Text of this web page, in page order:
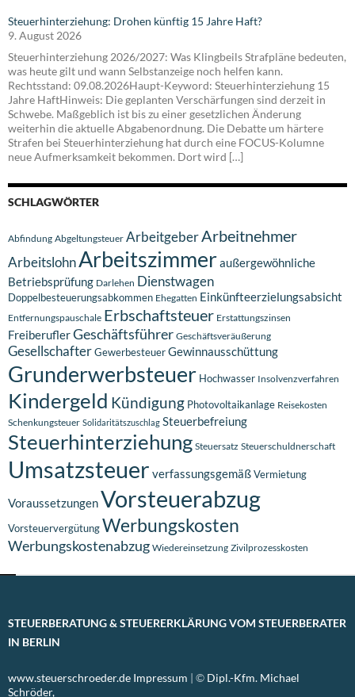
Steuerhinterziehung: Drohen künftig 15 Jahre Haft?
9. August 2026
Steuerhinterziehung 2026/2027: Was Klingbeils Strafpläne bedeuten,
was heute gilt und wann Selbstanzeige noch helfen kann.
Rechtsstand: 09.08.2026Haupt-Keyword: Steuerhinterziehung 15
Jahre HaftHinweis: Die geplanten Verschärfungen sind derzeit in
Schwebe. Maßgeblich ist bis zu einer gesetzlichen Änderung
weiterhin die aktuelle Abgabenordnung. Die Debatte um härtere
Strafen bei Steuerhinterziehung hat durch eine FOCUS-Kolumne
neue Aufmerksamkeit bekommen. Dort wird […]
SCHLAGWÖRTER
Abfindung Abgeltungsteuer ArbeitgeberArbeitnehmer
ArbeitslohnArbeitszimmeraußergewöhnliche
Betriebsprüfung Darlehen Dienstwagen
Doppelbesteuerungsabkommen Ehegatten Einkünfteerzielungsabsicht
Entfernungspauschale Erbschaftsteuer Erstattungszinsen
FreiberuflerGeschäftsführer Geschäftsveräußerung
GesellschafterGewerbesteuerGewinnausschüttung
Grunderwerbsteuer Hochwasser Insolvenzverfahren
Kindergeld Kündigung Photovoltaikanlage Reisekosten
Schenkungsteuer Solidaritätszuschlag Steuerbefreiung
Steuerhinterziehung Steuersatz Steuerschuldnerschaft
Umsatzsteuer verfassungsgemäßVermietung
VoraussetzungenVorsteuerabzug
VorsteuervergütungWerbungskosten
Werbungskostenabzug Wiedereinsetzung Zivilprozesskosten
STEUERBERATUNG & STEUERERKLÄRUNG VOM STEUERBERATER
IN BERLIN
www.steuerschroeder.de Impressum | © Dipl.-Kfm. Michael
Schröder,